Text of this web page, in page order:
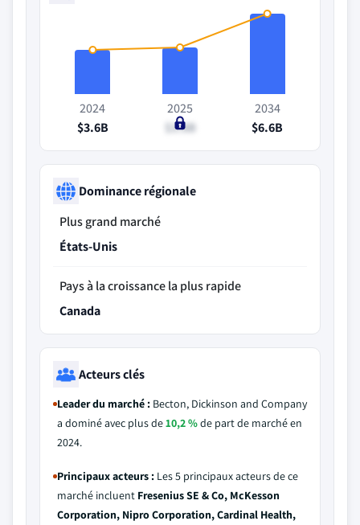
2024
$3.6B
2025
$3.8B
2034
$6.6B
Dominance régionale
Plus grand marché
États-Unis
Pays à la croissance la plus rapide
Canada
Acteurs clés
Leader du marché : Becton, Dickinson and Company
a dominé avec plus de10,2 %de part de marché en
2024.
Principaux acteurs : Les 5 principaux acteurs de ce
marché incluent Fresenius SE & Co, McKesson
Corporation, Nipro Corporation, Cardinal Health,